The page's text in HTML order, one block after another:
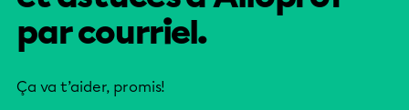
par courriel.
Ça va t’aider, promis!